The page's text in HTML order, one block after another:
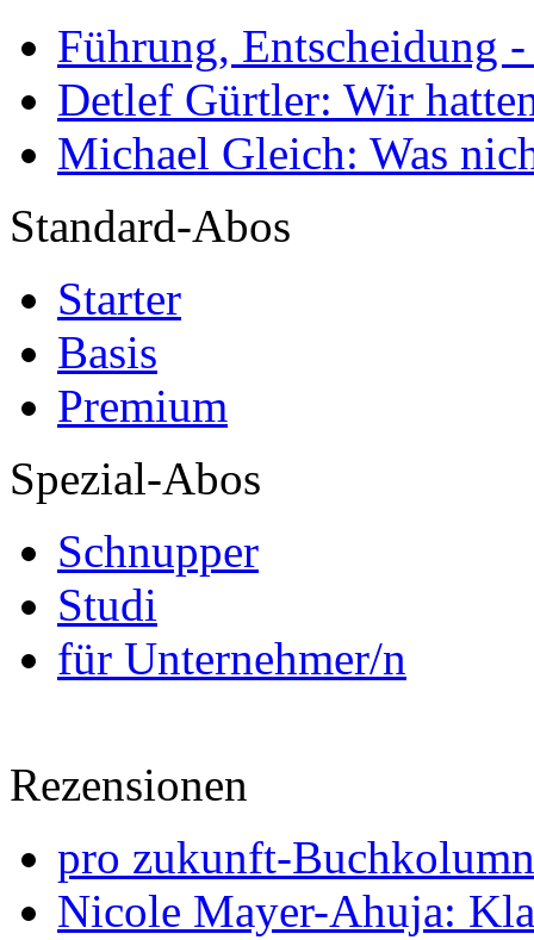
Führung, Entscheidung
Detlef Gürtler: Wir
Michael Gleich: Was
Standard-Abos
Starter
Basis
Premium
Spezial-Abos
Schnupper
Studi
für Unternehmer/n
Rezensionen
pro zukunft-
Nicole Mayer-Ahuja: